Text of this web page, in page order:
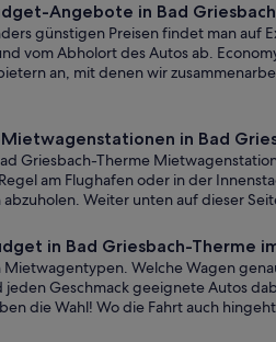
Angebote in Bad
günstigen Preisen findet man auf
vom Abholort des Autos ab.
an, mit denen wir
in Bad
Griesbach-Therme
am Flughafen oder in der
Weiter unten auf dieser
in Bad Griesbach-Therme
Welche Wagen
Geschmack geeignete Autos
die Wahl! Wo die Fahrt auch